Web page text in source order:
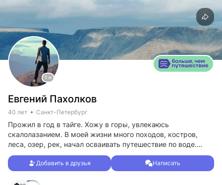
1 н
Евгений Пахолков
40 лет Санкт-Петербург
Прожил в год в тайге. Хожу в горы, увлекаюсь
скалолазанием. В моей жизни много походов, костров,
леса, озер, рек, начал осваивать путешествие по воде.
Проехал на машине от чёрного моря до баренцева. Ищу
новые для себя маршруты. Буду рад знакомству и обмену
впечатлениями от пройденного.
Добавить в друзья Написать